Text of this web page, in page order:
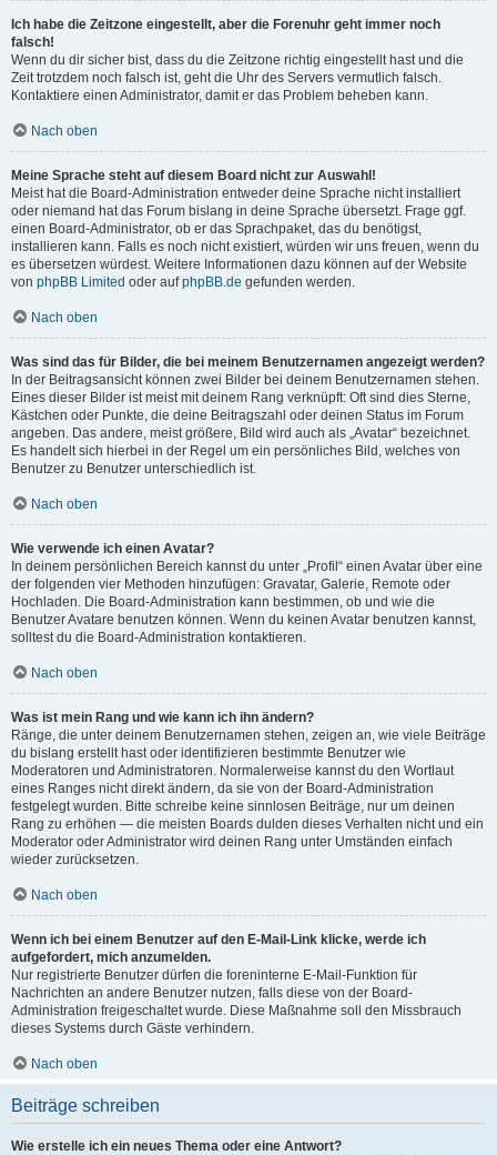
Ich habe die Zeitzone eingestellt, aber die Forenuhr geht immer noch
falsch!
Wenn du dir sicher bist, dass du die Zeitzone richtig eingestellt hast und die
Zeit trotzdem noch falsch ist, geht die Uhr des Servers vermutlich falsch.
Kontaktiere einen Administrator, damit er das Problem beheben kann.
Nach oben
Meine Sprache steht auf diesem Board nicht zur Auswahl!
Meist hat die Board-Administration entweder deine Sprache nicht installiert
oder niemand hat das Forum bislang in deine Sprache übersetzt. Frage ggf.
einen Board-Administrator, ob er das Sprachpaket, das du benötigst,
installieren kann. Falls es noch nicht existiert, würden wir uns freuen, wenn du
es übersetzen würdest. Weitere Informationen dazu können auf der Website
von phpBB Limited oder aufphpBB.de gefunden werden.
Nach oben
Was sind das für Bilder, die bei meinem Benutzernamen angezeigt werden?
In der Beitragsansicht können zwei Bilder bei deinem Benutzernamen stehen.
Eines dieser Bilder ist meist mit deinem Rang verknüpft: Oft sind dies Sterne,
Kästchen oder Punkte, die deine Beitragszahl oder deinen Status im Forum
angeben. Das andere, meist größere, Bild wird auch als „Avatar“ bezeichnet.
Es handelt sich hierbei in der Regel um ein persönliches Bild, welches von
Benutzer zu Benutzer unterschiedlich ist.
Nach oben
Wie verwende ich einen Avatar?
In deinem persönlichen Bereich kannst du unter „Profil“ einen Avatar über eine
der folgenden vier Methoden hinzufügen: Gravatar, Galerie, Remote oder
Hochladen. Die Board-Administration kann bestimmen, ob und wie die
Benutzer Avatare benutzen können. Wenn du keinen Avatar benutzen kannst,
solltest du die Board-Administration kontaktieren.
Nach oben
Was ist mein Rang und wie kann ich ihn ändern?
Ränge, die unter deinem Benutzernamen stehen, zeigen an, wie viele Beiträge
du bislang erstellt hast oder identifizieren bestimmte Benutzer wie
Moderatoren und Administratoren. Normalerweise kannst du den Wortlaut
eines Ranges nicht direkt ändern, da sie von der Board-Administration
festgelegt wurden. Bitte schreibe keine sinnlosen Beiträge, nur um deinen
Rang zu erhöhen — die meisten Boards dulden dieses Verhalten nicht und ein
Moderator oder Administrator wird deinen Rang unter Umständen einfach
wieder zurücksetzen.
Nach oben
Wenn ich bei einem Benutzer auf den E-Mail-Link klicke, werde ich
aufgefordert, mich anzumelden.
Nur registrierte Benutzer dürfen die foreninterne E-Mail-Funktion für
Nachrichten an andere Benutzer nutzen, falls diese von der Board-
Administration freigeschaltet wurde. Diese Maßnahme soll den Missbrauch
dieses Systems durch Gäste verhindern.
Nach oben
Beiträge schreiben
Wie erstelle ich ein neues Thema oder eine Antwort?